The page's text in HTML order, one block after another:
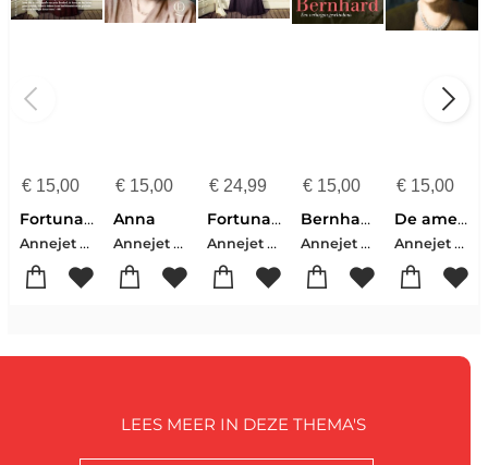
€15,00
Fortuna's kinderen
Annejet van der Zijl
€15,00
Anna
Annejet van der Zijl
€ 24,99
Fortuna's kinderen
Annejet van der Zijl
€ 15,00
Bernhard
Annejet van der Zijl
€ 15,00
De amerikaanse prinses
Annejet van der Zijl
LEES MEER IN DEZE THEMA'S